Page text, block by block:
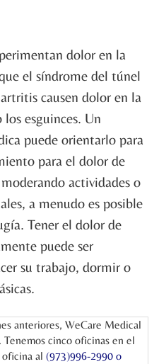
dolor en la
el síndrome del túnel
causen dolor en la
esguinces. Un
puede orientarlo para
para el dolor de
actividades o
a menudo es posible
Tener el dolor de
puede ser
su trabajo, dormir o
anteriores, WeCare Medical
cinco oficinas en el
al (973)996-2990 o